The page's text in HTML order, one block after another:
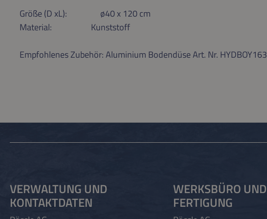
Größe (D xL):
ø40 x 120 cm
Material: Kunststoff
Empfohlenes Zubehör: Aluminium Bodendüse Art. Nr. HYDBOY163
VERWALTUNG UND
KONTAKTDATEN
WERKSBÜRO UND
FERTIGUNG